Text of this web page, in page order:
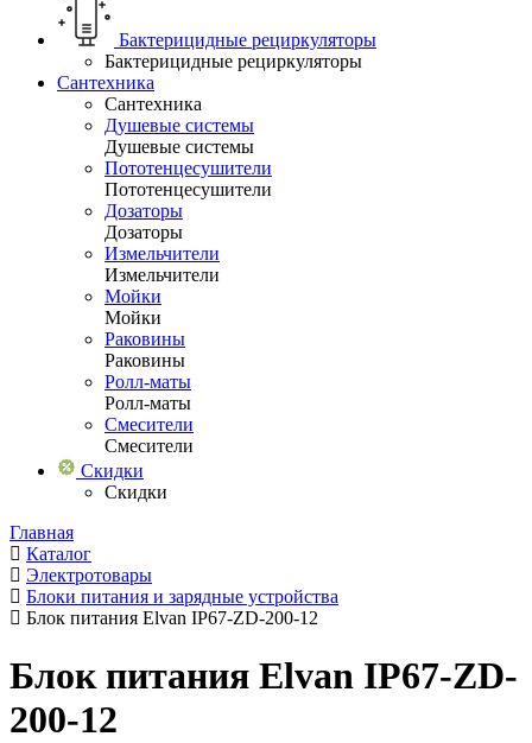
Бактерицидные рециркуляторы
Бактерицидные рециркуляторы
Сантехника
Сантехника
Душевые системы
Душевые системы
Пототенцесушители
Пототенцесушители
Дозаторы
Дозаторы
Измельчители
Измельчители
Мойки
Мойки
Раковины
Раковины
Ролл-маты
Ролл-маты
Смесители
Смесители
Скидки
Скидки
Главная
Каталог
Электротовары
Блоки питания и зарядные устройства
Блок питания Elvan IP67-ZD-200-12
Блок питания Elvan IP67-ZD-
200-12